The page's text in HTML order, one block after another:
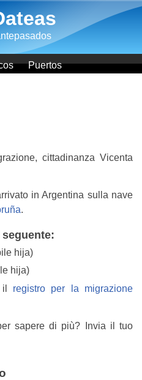
Puertos
cittadinanza Vicenta
in Argentina sulla nave
.
hija)
hija)
il registro per la migrazione
sapere di più? Invia il tuo